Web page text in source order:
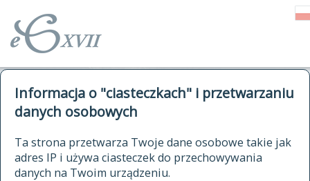
Informacja o "ciasteczkach" i przetwarzaniu
danych osobowych
Ta strona przetwarza Twoje dane osobowe takie jak
adres IP i używa ciasteczek do przechowywania
danych na Twoim urządzeniu.
autorzy Słownika
historia
publikacje
źródła
kwerendy
jak cytować Słownik
ELEKTRONICZNY SŁOWNIK
JĘZYKA POLSKIEGO